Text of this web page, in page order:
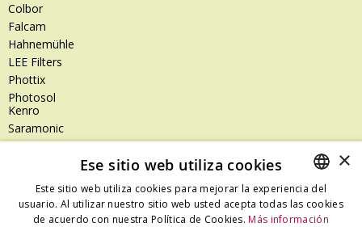
Colbor
Falcam
Hahnemühle
LEE Filters
Phottix
Photosol
Kenro
Saramonic
Shimoda
SanDisk Professional
Tenba
Zeiss
SPANISH
×
Ese sitio web utiliza cookies
Este sitio web utiliza cookies para mejorar la experiencia del
usuario. Al utilizar nuestro sitio web usted acepta todas las cookies
de acuerdo con nuestra Política de Cookies. Más información